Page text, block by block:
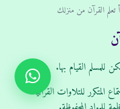
القرآن من منزلك
للمسلم القيام بها.
للتلاوات القرآنية،